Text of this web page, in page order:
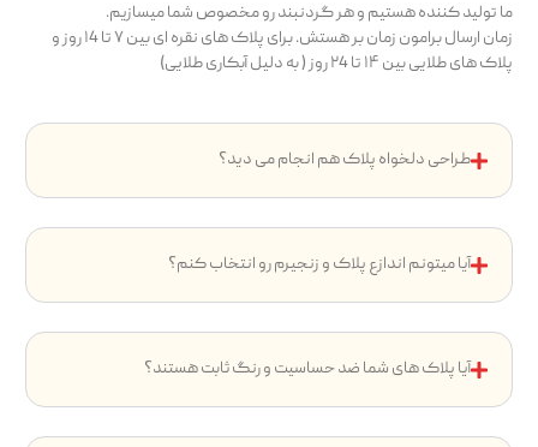
ما تولید کننده هستیم و هر گردنبند رو مخصوص شما میسازیم.
زمان ارسال برامون زمان بر هستش. برای پلاک های نقره ای بین ۷ تا ۱4 روز و
پلاک های طلایی بین ۱۴ تا ۲4 روز ( به دلیل آبکاری طلایی)
طراحی دلخواه پلاک هم انجام می دید؟
آیا میتونم اندازع پلاک و زنجیرم رو انتخاب کنم؟
آیا پلاک های شما ضد حساسیت و رنگ ثابت هستند؟